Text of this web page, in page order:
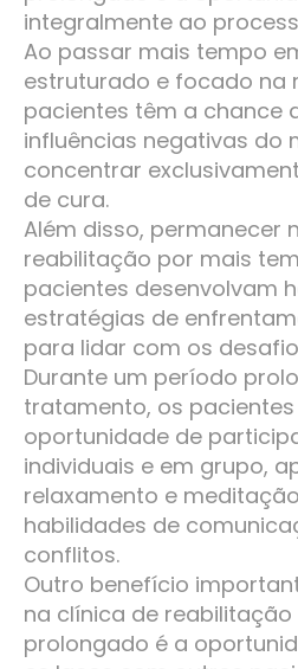
integralmente ao
Ao passar mais tempo
estruturado e focado na
pacientes têm a chance
influências negativas do
concentrar
de cura.
Além disso, permanecer
reabilitação por mais
pacientes desenvolvam
estratégias de
para lidar com os
Durante um período
tratamento, os
oportunidade de
individuais e em grupo,
relaxamento e
habilidades de
conflitos.
Outro benefício
na clínica de
prolongado é a